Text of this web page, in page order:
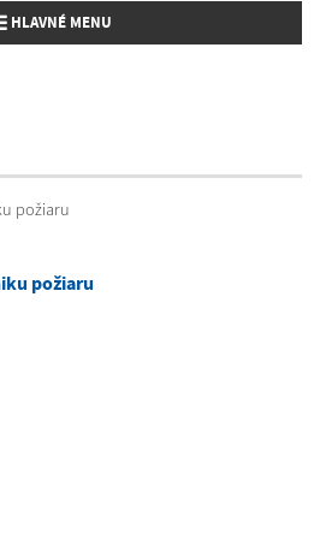
navigation
HLAVNÉ MENU
požiaru